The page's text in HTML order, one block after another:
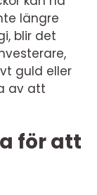
längre
blir det
guld eller
av att
för att